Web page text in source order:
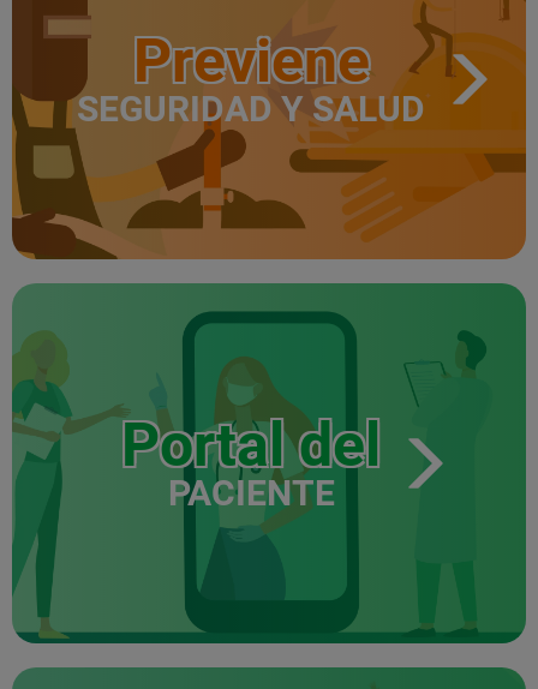
Previene
SEGURIDAD Y SALUD
Portal del
PACIENTE